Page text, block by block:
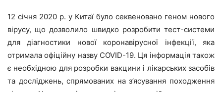
12 січня 2020 р. у Китаї було секвеновано геном нового
вірусу, що дозволило швидко розробити тест-системи
для діагностики нової коронавірусної інфекції, яка
отримала офіційну назву COVID-19. Ця інформація також
є необхідною для розробки вакцини і лікарських засобів
та досліджень, спрямованих на з’ясування походження